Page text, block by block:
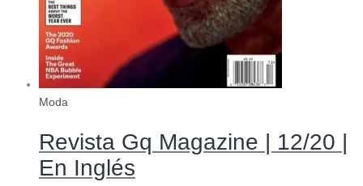
Moda
Revista Gq Magazine | 12/20 |
En Inglés